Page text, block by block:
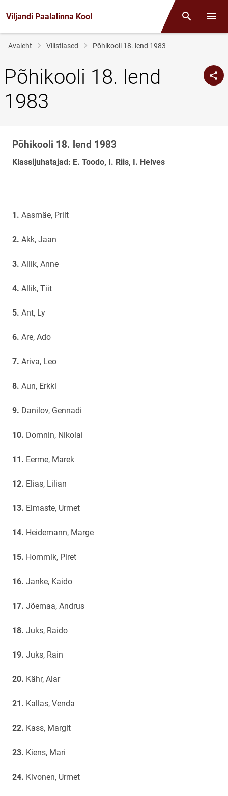
Viljandi Paalalinna Kool Otsing
Jälglink
Avaleht Vilistlased Põhikooli 18. lend 1983
Põhikooli 18. lend
1983
Klassi
nimi
Põhikooli 18. lend 1983
Klassijuhatajad: E. Toodo, I. Riis, I. Helves
Aasmäe, Priit
Akk, Jaan
Allik, Anne
Allik, Tiit
Ant, Ly
Are, Ado
Ariva, Leo
Aun, Erkki
Danilov, Gennadi
Domnin, Nikolai
Eerme, Marek
Elias, Lilian
Elmaste, Urmet
Heidemann, Marge
Hommik, Piret
Janke, Kaido
Jõemaa, Andrus
Juks, Raido
Juks, Rain
Kähr, Alar
Kallas, Venda
Kass, Margit
Kiens, Mari
Kivonen, Urmet